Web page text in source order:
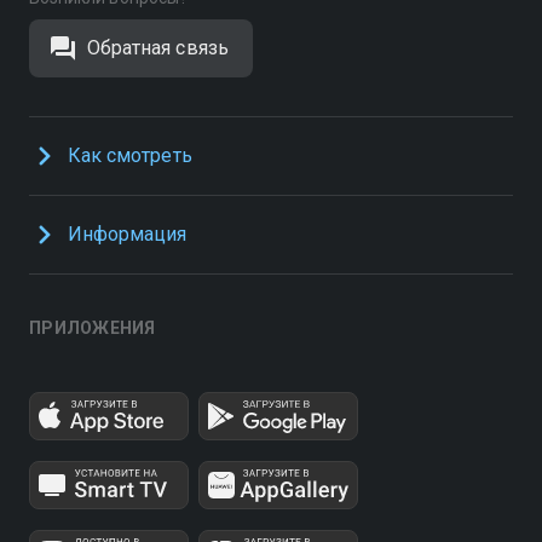
Обратная связь
Как смотреть
Информация
ПРИЛОЖЕНИЯ